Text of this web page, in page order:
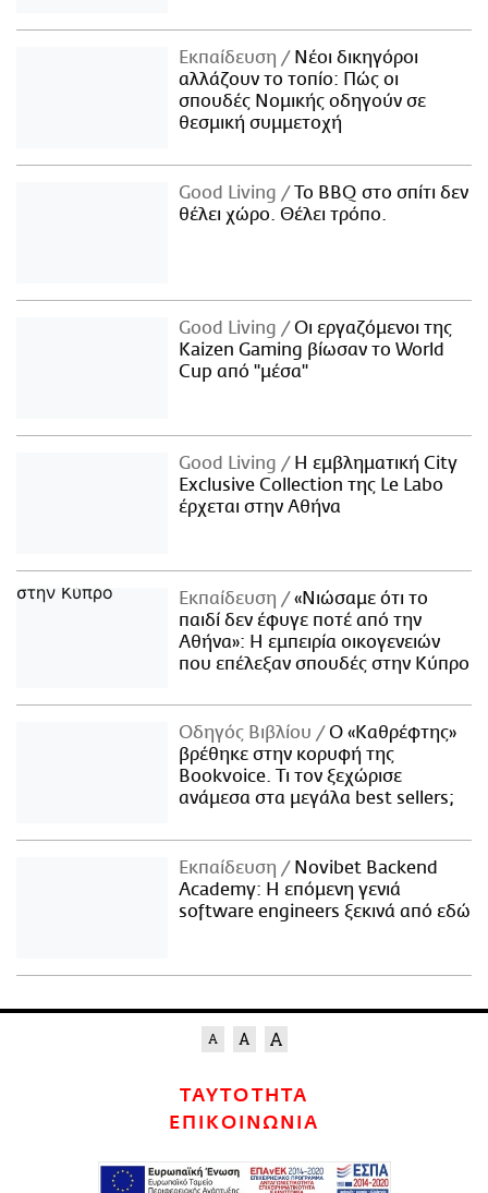
Εκπαίδευση
Νέοι δικηγόροι
αλλάζουν το τοπίο: Πώς οι
σπουδές Νομικής οδηγούν σε
θεσμική συμμετοχή
Good Living
Το BBQ στο σπίτι δεν
θέλει χώρο. Θέλει τρόπο.
Good Living
Οι εργαζόμενοι της
Kaizen Gaming βίωσαν το World
Cup από "μέσα"
Good Living
Η εμβληματική City
Exclusive Collection της Le Labo
έρχεται στην Αθήνα
Εκπαίδευση
«Νιώσαμε ότι το
παιδί δεν έφυγε ποτέ από την
Αθήνα»: Η εμπειρία οικογενειών
που επέλεξαν σπουδές στην Κύπρο
Οδηγός Βιβλίου
Ο «Καθρέφτης»
βρέθηκε στην κορυφή της
Bookvoice. Τι τον ξεχώρισε
ανάμεσα στα μεγάλα best sellers;
Εκπαίδευση
Novibet Backend
Academy: Η επόμενη γενιά
software engineers ξεκινά από εδώ
ΤΑΥΤΟΤΗΤΑ
ΕΠΙΚΟΙΝΩΝΙΑ